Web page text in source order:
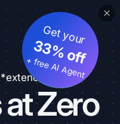
Zero
Get your
33% off
+ free AI Agent